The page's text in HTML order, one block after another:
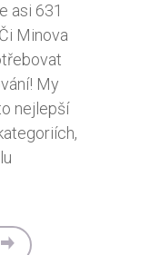
asi 631
Minova
My
nejlepší